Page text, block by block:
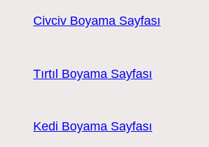
Civciv Boyama Sayfası
Tırtıl Boyama Sayfası
Kedi Boyama Sayfası